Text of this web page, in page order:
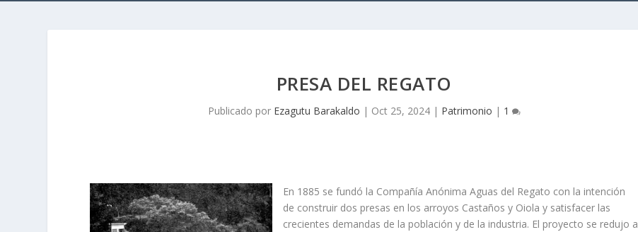
PRESA DEL REGATO
Publicado por Ezagutu Barakaldo | Oct 25, 2024| Patrimonio | 1
En 1885 se fundó la Compañí­a Anónima Aguas del Regato con la intención
de construir dos presas en los arroyos Castaños y Oiola y satisfacer las
crecientes demandas de la población y de la industria. El proyecto se redujo a